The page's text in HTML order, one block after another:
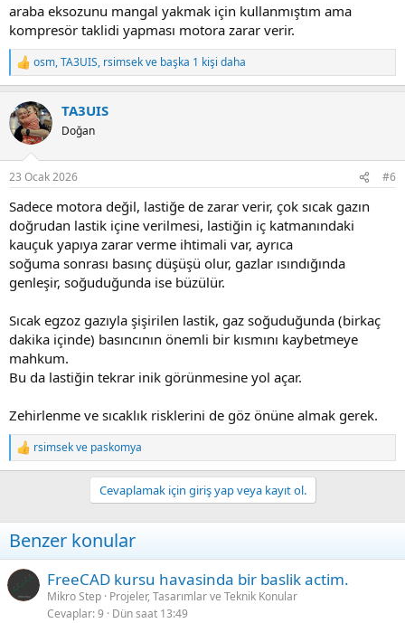
araba eksozunu mangal yakmak için kullanmıştım ama
kompresör taklidi yapması motora zarar verir.
R
e
c
t
i
s
osm,TA3UIS, rsimsekve başka 1 kişi daha
TA3UIS
Doğan
23 Ocak 2026 #6
Sadece motora değil, lastiğe de zarar verir, çok sıcak gazın
doğrudan lastik içine verilmesi, lastiğin iç katmanındaki
kauçuk yapıya zarar verme ihtimali var, ayrıca
soğuma sonrası basınç düşüşü olur, gazlar ısındığında
genleşir, soğuduğunda ise büzülür.
Sıcak egzoz gazıyla şişirilen lastik, gaz soğuduğunda (birkaç
dakika içinde) basıncının önemli bir kısmını kaybetmeye
mahkum.
Bu da lastiğin tekrar inik görünmesine yol açar.
Zehirlenme ve sıcaklık risklerini de göz önüne almak gerek.
R
e
i
o
s
:
rsimsekve paskomya
Cevaplamak için giriş yap veya kayıt ol.
Benzer konular
FreeCAD kursu havasinda bir baslik actim.
Mikro Step Projeler, Tasarımlar ve Teknik Konular
Cevaplar 9 Dün saat 13:49